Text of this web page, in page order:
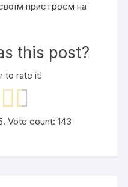
пристроєм на
this post?
to rate it!
Vote count: 143